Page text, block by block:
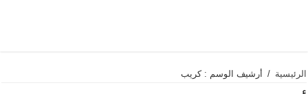
الرئيسية / أرشيف الوسم : كريب